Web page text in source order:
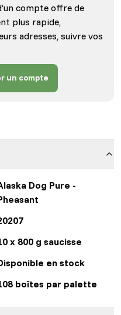
compte offre de
plus rapide,
adresses, suivre vos
un compte
Dog Pure -
x 800 g saucisse
en stock
boîtes par palette